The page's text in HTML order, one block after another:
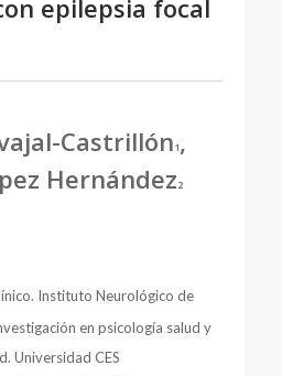
epilepsia focal
Castrillón1,
Hernández2
Instituto Neurológico de
en psicología salud y
Universidad CES